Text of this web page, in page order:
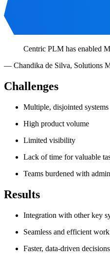
Centric PLM has enabled
— Chandika de Silva, Solutions
Challenges
Multiple, disjointed systems
High product volume
Limited visibility
Lack of time for valuable
Teams burdened with
Results
Integration with other key
Seamless and efficient
Faster, data-driven decisions